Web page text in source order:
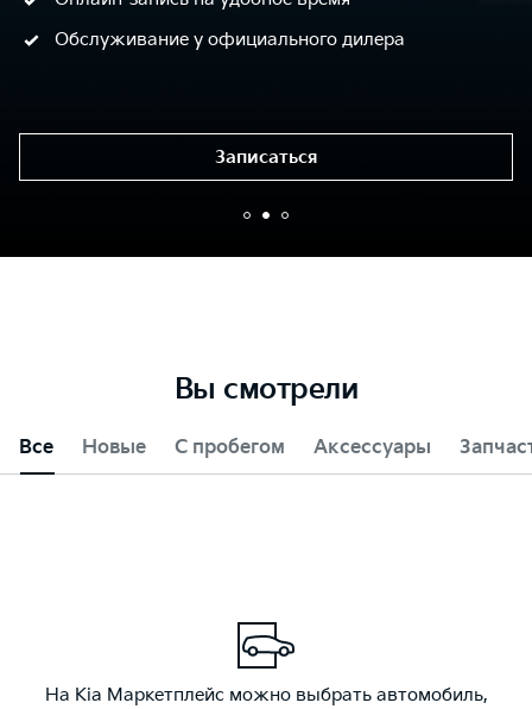
Обслуживание у официального дилера
Записаться
Вы смотрели
Все Новые С пробегом Аксессуары
На Kia Маркетплейс можно выбрать автомобиль,